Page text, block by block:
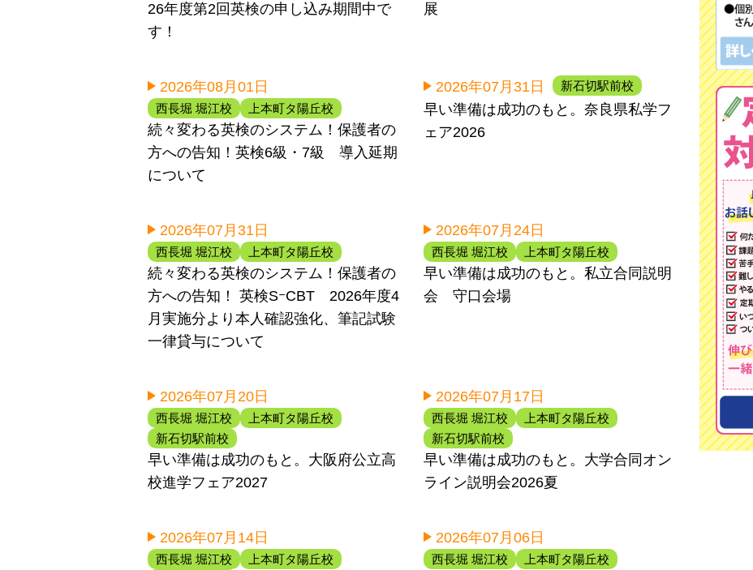
26年度第2回英検の申し込み期間中で
す！
展
2026年08月01日
西長堀 堀江校 上本町タ陽丘校
続々変わる英検のシステム！保護者の
方への告知！英検6級・7級 導入延期
について
2026年07月31日 新石切駅前校
早い準備は成功のもと。奈良県私学フ
ェア2026
2026年07月31日
西長堀 堀江校 上本町タ陽丘校
続々変わる英検のシステム！保護者の
方への告知！ 英検SｰCBT 2026年度4
月実施分より本人確認強化、筆記試験
一律貸与について
2026年07月24日
西長堀 堀江校 上本町タ陽丘校
早い準備は成功のもと。私立合同説明
会 守口会場
2026年07月20日
西長堀 堀江校
上本町タ陽丘校
新石切駅前校
早い準備は成功のもと。大阪府公立高
校進学フェア2027
2026年07月17日
西長堀 堀江校
上本町タ陽丘校
新石切駅前校
早い準備は成功のもと。大学合同オン
ライン説明会2026夏
2026年07月14日
西長堀 堀江校
上本町タ陽丘校
2026年07月06日
西長堀 堀江校 上本町タ陽丘校